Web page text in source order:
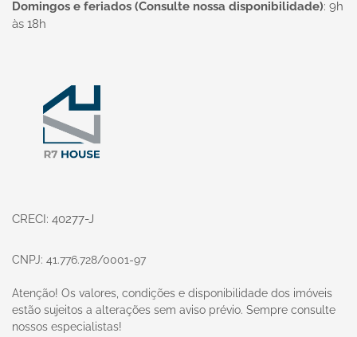
Domingos e feriados (Consulte nossa disponibilidade): 9h
às 18h
CRECI: 40277-J
CNPJ: 41.776.728/0001-97
Atenção! Os valores, condições e disponibilidade dos imóveis
estão sujeitos a alterações sem aviso prévio. Sempre consulte
nossos especialistas!